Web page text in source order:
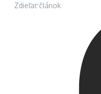
Zdieľať článok